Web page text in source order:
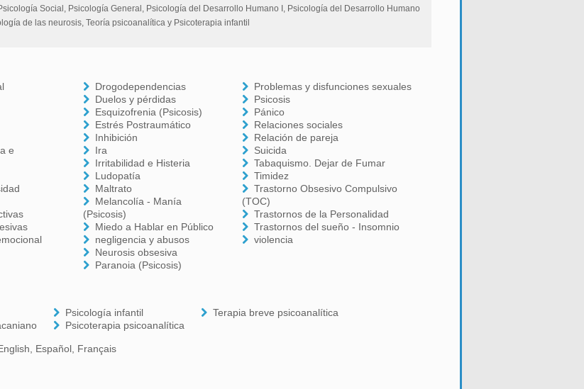
Social, Psicología General, Psicología del Desarrollo Humano I, Psicología del Desarrollo Humano
de las neurosis, Teoría psicoanalítica y Psicoterapia infantil
e
Drogodependencias
Duelos y pérdidas
Esquizofrenia (Psicosis)
Estrés Postraumático
Inhibición
Ira
Irritabilidad e Histeria
Ludopatía
Maltrato
Melancolía - Manía
(Psicosis)
Miedo a Hablar en Público
negligencia y abusos
Neurosis obsesiva
Paranoia (Psicosis)
Problemas y disfunciones sexuales
Psicosis
Pánico
Relaciones sociales
Relación de pareja
Suicida
Tabaquismo. Dejar de Fumar
Timidez
Trastorno Obsesivo Compulsivo
(TOC)
Trastornos de la Personalidad
Trastornos del sueño - Insomnio
violencia
Psicología infantil
Psicoterapia psicoanalítica
Terapia breve psicoanalítica
Español, Français